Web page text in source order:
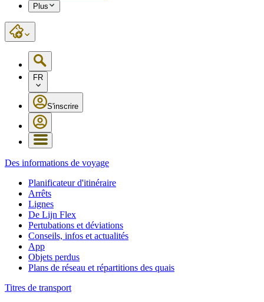
Plus
FR
S'inscrire
Des informations de voyage
Planificateur d'itinéraire
Arrêts
Lignes
De Lijn Flex
Pertubations et déviations
Conseils, infos et actualités
App
Objets perdus
Plans de réseau et répartitions des quais
Titres de transport